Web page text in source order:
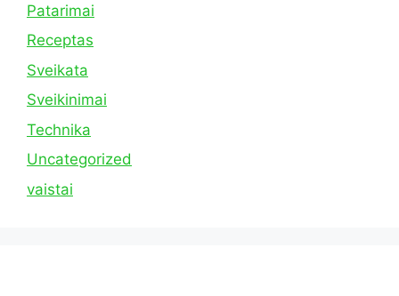
Patarimai
Receptas
Sveikata
Sveikinimai
Technika
Uncategorized
vaistai